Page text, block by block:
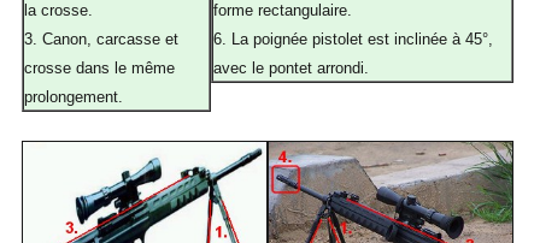
la crosse.
3. Canon, carcasse et
crosse dans le même
prolongement.
forme rectangulaire.
6. La poignée pistolet est inclinée à 45°,
avec le pontet arrondi.